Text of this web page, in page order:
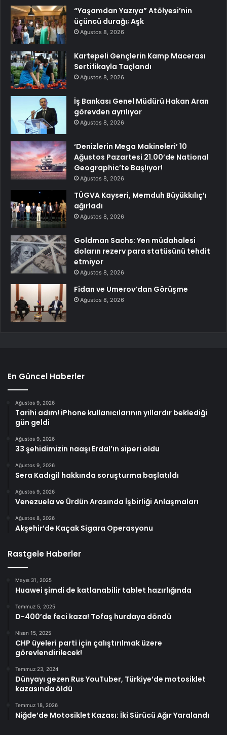
“Yaşamdan Yazıya” Atölyesi’nin
üçüncü durağı; Aşk
Ağustos 8, 2026
Kartepeli Gençlerin Kamp Macerası
Sertifikayla Taçlandı
Ağustos 8, 2026
İş Bankası Genel Müdürü Hakan Aran
görevden ayrılıyor
Ağustos 8, 2026
‘Denizlerin Mega Makineleri’ 10
Ağustos Pazartesi 21.00’de National
Geographic’te Başlıyor!
Ağustos 8, 2026
TÜGVA Kayseri, Memduh Büyükkılıç’ı
ağırladı
Ağustos 8, 2026
Goldman Sachs: Yen müdahalesi
doların rezerv para statüsünü tehdit
etmiyor
Ağustos 8, 2026
Fidan ve Umerov’dan Görüşme
Ağustos 8, 2026
En Güncel Haberler
Ağustos 9, 2026
Tarihi adım! iPhone kullanıcılarının yıllardır beklediği
gün geldi
Ağustos 9, 2026
33 şehidimizin naaşı Erdal’ın siperi oldu
Ağustos 9, 2026
Sera Kadıgil hakkında soruşturma başlatıldı
Ağustos 9, 2026
Venezuela ve Ürdün Arasında İşbirliği Anlaşmaları
Ağustos 8, 2026
Akşehir’de Kaçak Sigara Operasyonu
Rastgele Haberler
Mayıs 31, 2025
Huawei şimdi de katlanabilir tablet hazırlığında
Temmuz 5, 2025
D-400’de feci kaza! Tofaş hurdaya döndü
Nisan 15, 2025
CHP üyeleri parti için çalıştırılmak üzere
görevlendirilecek!
Temmuz 23, 2024
Dünyayı gezen Rus YouTuber, Türkiye’de motosiklet
kazasında öldü
Temmuz 18, 2026
Niğde’de Motosiklet Kazası: İki Sürücü Ağır Yaralandı